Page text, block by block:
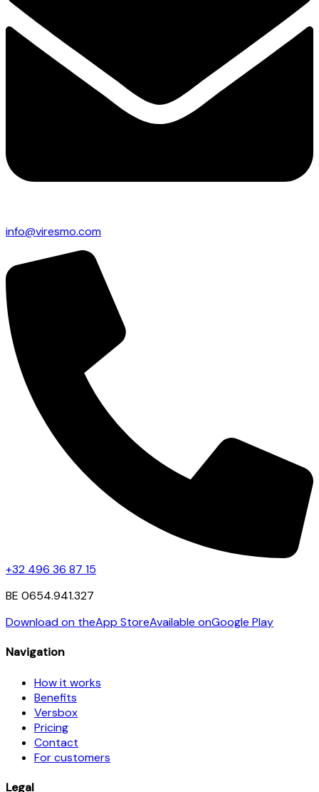
info@viresmo.com
+32 496 36 87 15
BE 0654.941.327
Download on theApp StoreAvailable onGoogle Play
Navigation
How it works
Benefits
Versbox
Pricing
Contact
For customers
Legal